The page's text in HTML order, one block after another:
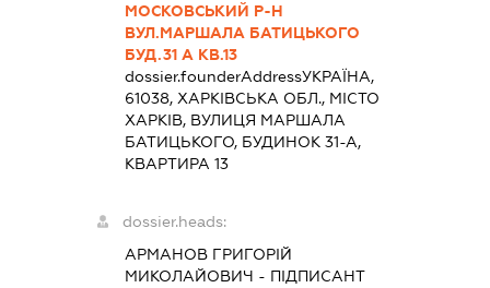
МОСКОВСЬКИЙ Р-Н
ВУЛ.МАРШАЛА БАТИЦЬКОГО
БУД.31 А КВ.13
dossier.founderAddressУКРАЇНА,
61038, ХАРКІВСЬКА ОБЛ., МІСТО
ХАРКІВ, ВУЛИЦЯ МАРШАЛА
БАТИЦЬКОГО, БУДИНОК 31-А,
КВАРТИРА 13
dossier.heads:
АРМАНОВ ГРИГОРІЙ
МИКОЛАЙОВИЧ - ПІДПИСАНТ